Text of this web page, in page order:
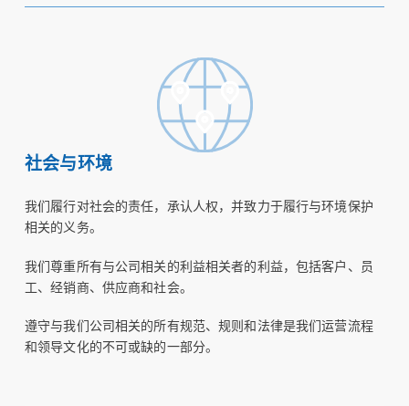
社会与环境
我们履行对社会的责任，承认人权，并致力于履行与环境保护
相关的义务。
我们尊重所有与公司相关的利益相关者的利益，包括客户、员
工、经销商、供应商和社会。
遵守与我们公司相关的所有规范、规则和法律是我们运营流程
和领导文化的不可或缺的一部分。